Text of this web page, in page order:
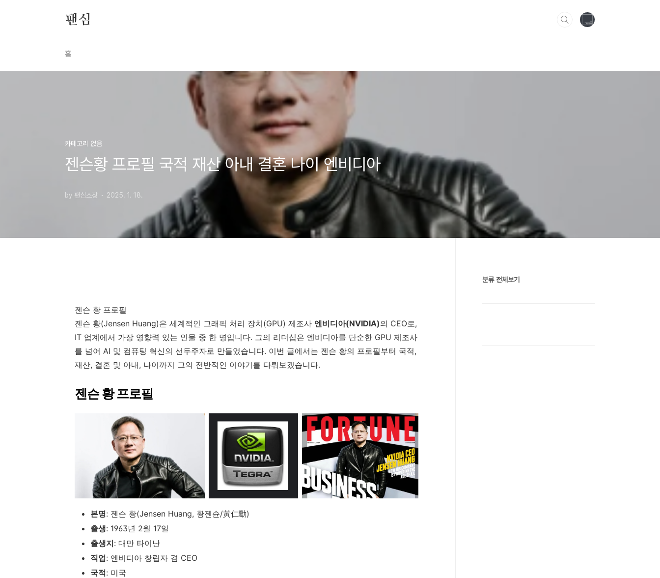
팬심
홈
카테고리 없음
젠슨황 프로필 국적 재산 아내 결혼 나이 엔비디아
by 팬심소장 2025. 1. 18.
젠슨 황 프로필
젠슨 황(Jensen Huang)은 세계적인 그래픽 처리 장치(GPU) 제조사 엔비디아(NVIDIA)의 CEO로,
IT 업계에서 가장 영향력 있는 인물 중 한 명입니다. 그의 리더십은 엔비디아를 단순한 GPU 제조사
를 넘어 AI 및 컴퓨팅 혁신의 선두주자로 만들었습니다. 이번 글에서는 젠슨 황의 프로필부터 국적,
재산, 결혼 및 아내, 나이까지 그의 전반적인 이야기를 다뤄보겠습니다.
젠슨 황 프로필
본명: 젠슨 황(Jensen Huang, 황젠슌/黃仁勳)
출생: 1963년 2월 17일
출생지: 대만 타이난
직업: 엔비디아 창립자 겸 CEO
국적: 미국
분류 전체보기